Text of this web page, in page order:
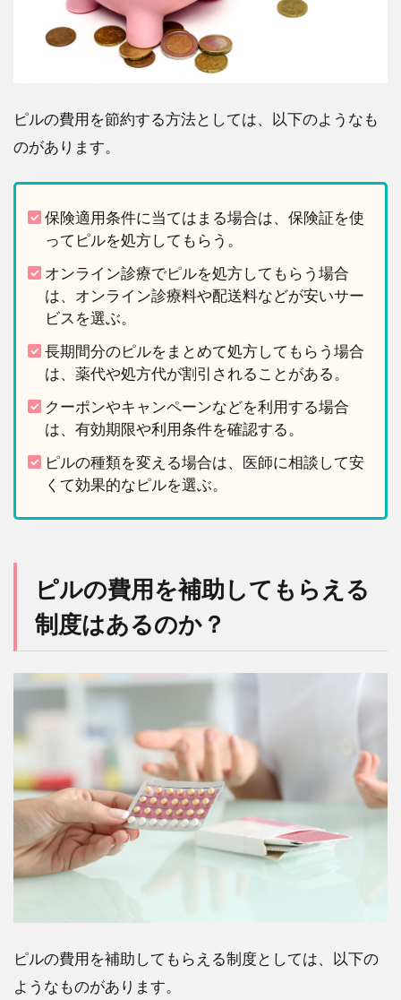
ピ
用
関
よ
く
る
質
回
答
まと
ピルの費用を節約する方法としては、以下のようなも
のがあります。
保険適用条件に当てはまる場合は、保険証を使
ってピルを処方してもらう。
オンライン診療でピルを処方してもらう場合
は、オンライン診療料や配送料などが安いサー
ビスを選ぶ。
長期間分のピルをまとめて処方してもらう場合
は、薬代や処方代が割引されることがある。
クーポンやキャンペーンなどを利用する場合
は、有効期限や利用条件を確認する。
ピルの種類を変える場合は、医師に相談して安
くて効果的なピルを選ぶ。
ピルの費用を補助してもらえる
制度はあるのか？
ピルの費用を補助してもらえる制度としては、以下の
ようなものがあります。